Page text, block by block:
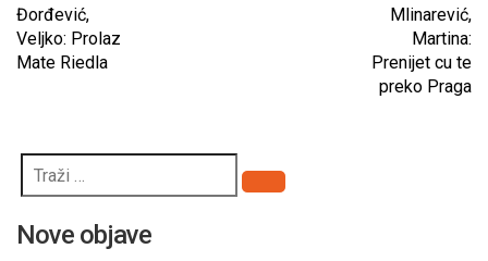
Đorđević,
Veljko: Prolaz
Mate Riedla
Mlinarević,
Martina:
Prenijet cu te
preko Praga
Pretraži
Nove objave